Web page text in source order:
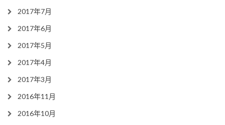
2017年7月
2017年6月
2017年5月
2017年4月
2017年3月
2016年11月
2016年10月